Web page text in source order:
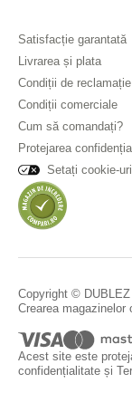
Satisfacție garantată
Livrarea și plata
Condiții de reclamație
Condiții comerciale
Cum să comandați?
Protejarea
Setați cookie-
Copyright ©
Crearea magazinelor
Acest site este
confidențialitate și